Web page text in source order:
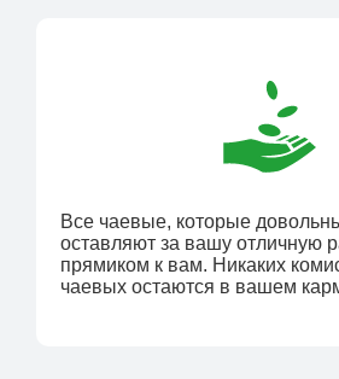
Все чаевые, которые
оставляют за вашу отличную
прямиком к вам. Никаких
чаевых остаются в вашем